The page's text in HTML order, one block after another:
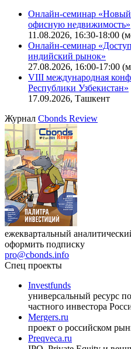
Онлайн-семинар «Новый
офисную недвижимость»
11.08.2026, 16:30-18:00
Онлайн-семинар
индийский рынок»
27.08.2026, 16:00-17:00
VIII международная
Республики Узбекистан»
17.09.2026, Ташкент
Журнал Cbonds Review
ежеквартальный
оформить подписку
pro@cbonds.info
Спец проекты
Investfunds
универсальный ресурс
частного инвестора
Mergers.ru
проект о российском
Preqveca.ru